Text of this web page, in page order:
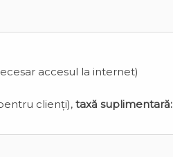
accesul la internet)
clienți),taxă suplimentară: